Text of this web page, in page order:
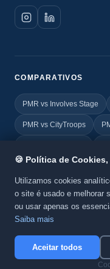
COMPARATIVOS
PMR vs Involves Stage
PMR vs CityTroops
PMR
© 2026 Promo MKT
produto da
Política de Privacidade·
🍪 Política de Cookies,
Utilizamos cookies
o site é usado e melhorar
ou usar apenas os
Saiba mais
Aceitar todos